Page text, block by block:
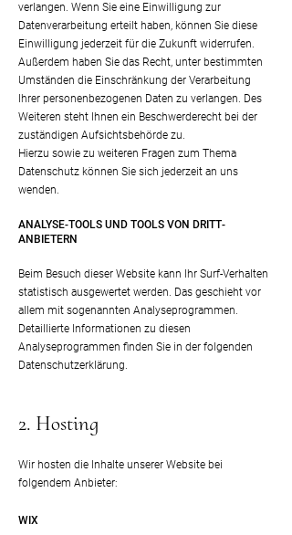
verlangen. Wenn Sie eine Einwilligung zur
Datenverarbeitung erteilt haben, können Sie diese
Einwilligung jederzeit für die Zukunft widerrufen.
Außerdem haben Sie das Recht, unter bestimmten
Umständen die Einschränkung der Verarbeitung
Ihrer personenbezogenen Daten zu verlangen. Des
Weiteren steht Ihnen ein Beschwerderecht bei der
zuständigen Aufsichtsbehörde zu.
Hierzu sowie zu weiteren Fragen zum Thema
Datenschutz können Sie sich jederzeit an uns
wenden.
ANALYSE-TOOLS UND TOOLS VON DRITT­
ANBIETERN
Beim Besuch dieser Website kann Ihr Surf-Verhalten
statistisch ausgewertet werden. Das geschieht vor
allem mit sogenannten Analyseprogrammen.
Detaillierte Informationen zu diesen
Analyseprogrammen finden Sie in der folgenden
Datenschutzerklärung.
2. Hosting
Wir hosten die Inhalte unserer Website bei
folgendem Anbieter:
WIX